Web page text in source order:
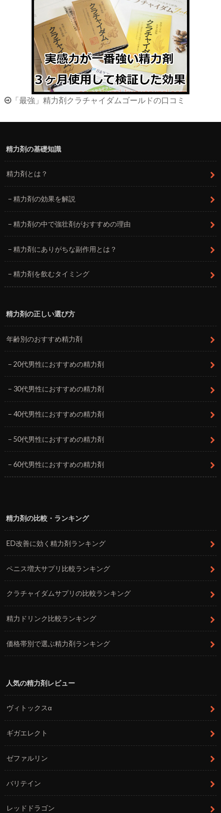
「最強」精力剤クラチャイダムゴールドの口コミ
精力剤の基礎知識
精力剤とは？
精力剤の効果を解説
精力剤の中で強壮剤がおすすめの理由
精力剤にありがちな副作用とは？
精力剤を飲むタイミング
精力剤の正しい選び方
年齢別のおすすめ精力剤
20代男性におすすめの精力剤
30代男性におすすめの精力剤
40代男性におすすめの精力剤
50代男性におすすめの精力剤
60代男性におすすめの精力剤
精力剤の比較・ランキング
ED改善に効く精力剤ランキング
ペニス増大サプリ比較ランキング
クラチャイダムサプリの比較ランキング
精力ドリンク比較ランキング
価格帯別で選ぶ精力剤ランキング
人気の精力剤レビュー
ヴィトックスα
ギガエレクト
ゼファルリン
バリテイン
レッドドラゴン